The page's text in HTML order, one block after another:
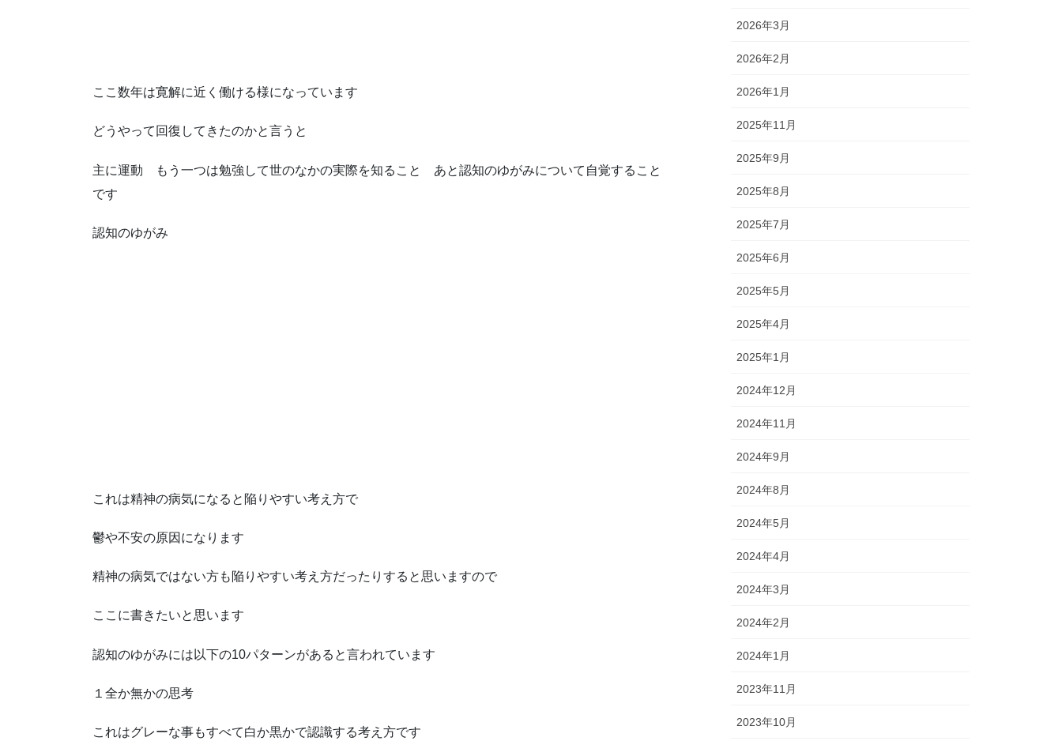
ここ数年は寛解に近く働ける様になっています
どうやって回復してきたのかと言うと
主に運動 もう一つは勉強して世のなかの実際を知ること あと認知のゆがみについて自覚すること
です
認知のゆがみ
これは精神の病気になると陥りやすい考え方で
鬱や不安の原因になります
精神の病気ではない方も陥りやすい考え方だったりすると思いますので
ここに書きたいと思います
認知のゆがみには以下の10パターンがあると言われています
１全か無かの思考
これはグレーな事もすべて白か黒かで認識する考え方です
2026年3月
2026年2月
2026年1月
2025年11月
2025年9月
2025年8月
2025年7月
2025年6月
2025年5月
2025年4月
2025年1月
2024年12月
2024年11月
2024年9月
2024年8月
2024年5月
2024年4月
2024年3月
2024年2月
2024年1月
2023年11月
2023年10月